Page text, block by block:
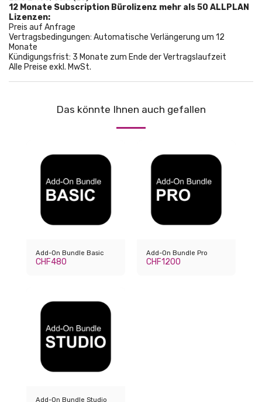
12 Monate Subscription Bürolizenz mehr als 50 ALLPLAN
Lizenzen:
Preis auf Anfrage
Vertragsbedingungen: Automatische Verlängerung um 12
Monate
Kündigungsfrist: 3 Monate zum Ende der Vertragslaufzeit
Alle Preise exkl. MwSt.
Das könnte Ihnen auch gefallen
Add-On Bundle Basic
CHF480
Add-On Bundle Pro
CHF1200
Add-On Bundle Studio